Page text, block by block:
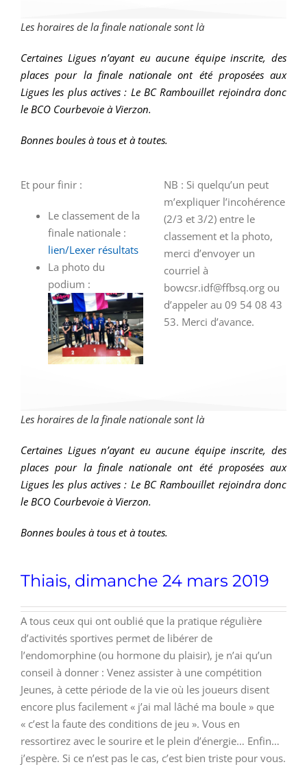
Les horaires de la finale nationale sontlà
Certaines Ligues n’ayant eu aucune équipe inscrite, des
places pour la finale nationale ont été proposées aux
Ligues les plus actives : Le BC Rambouillet rejoindra donc
le BCO Courbevoie à Vierzon.
Bonnes boules à tous et à toutes.
Et pour finir :
Le classement de la
finale nationale :
lien/Lexer résultats
La photo du
podium :
NB : Si quelqu’un peut
m’expliquer l’incohérence
(2/3 et 3/2) entre le
classement et la photo,
merci d’envoyer un
courriel à
bowcsr.idf@ffbsq.org ou
d’appeler au 09 54 08 43
53. Merci d’avance.
Les horaires de la finale nationale sontlà
Certaines Ligues n’ayant eu aucune équipe inscrite, des
places pour la finale nationale ont été proposées aux
Ligues les plus actives : Le BC Rambouillet rejoindra donc
le BCO Courbevoie à Vierzon.
Bonnes boules à tous et à toutes.
Thiais, dimanche 24 mars 2019
A tous ceux qui ont oublié que la pratique régulière
d’activités sportives permet de libérer de
l’endomorphine (ou hormone du plaisir), je n’ai qu’un
conseil à donner : Venez assister à une compétition
Jeunes, à cette période de la vie où les joueurs disent
encore plus facilement « j’ai mal lâché ma boule » que
« c’est la faute des conditions de jeu ». Vous en
ressortirez avec le sourire et le plein d’énergie… Enfin…
j’espère. Si ce n’est pas le cas, c’est bien triste pour vous.